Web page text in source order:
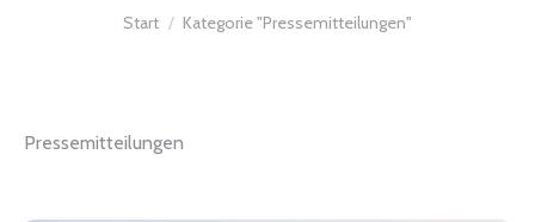
Sie befinden sich hier:
Start Kategorie "Pressemitteilungen"
Pressemitteilungen